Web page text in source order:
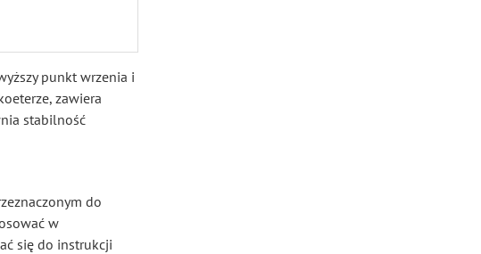
punkt wrzenia i
zawiera
stabilność
do
w
się do instrukcji